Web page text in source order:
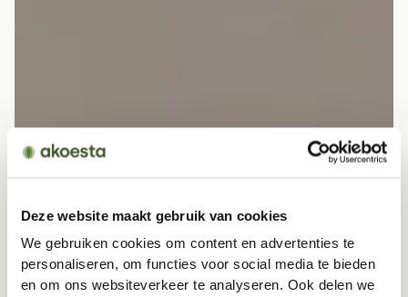
Deze website maakt gebruik van cookies
We gebruiken cookies om content en advertenties te
personaliseren, om functies voor social media te bieden
en om ons websiteverkeer te analyseren. Ook delen we